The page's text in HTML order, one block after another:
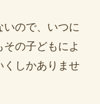
ので、いつに
の子どもによ
くしかありませ